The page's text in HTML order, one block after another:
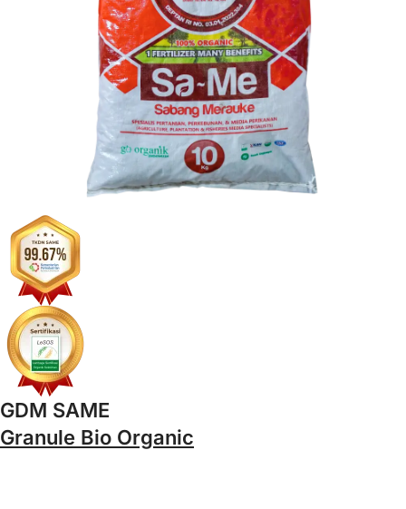
GDM SAME
Granule Bio Organic